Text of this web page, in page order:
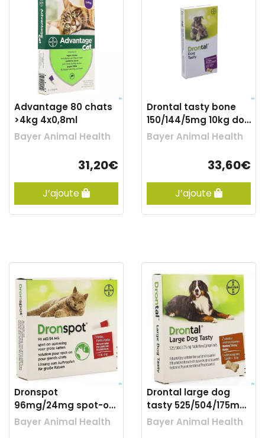
Advantage 80 chats
>4kg 4x0,8ml
Bayer Animal Health
31,20€
J’ajoute
Drontal tasty bone
150/144/5mg 10kg dog
comp 6
Bayer Animal Health
33,60€
J’ajoute
Dronspot
96mg/24mg spot-on
chat grand >5-8kg
pip 2
Bayer Animal Health
Drontal large dog
tasty 525/504/175mg
comp 1x2
Bayer Animal Health